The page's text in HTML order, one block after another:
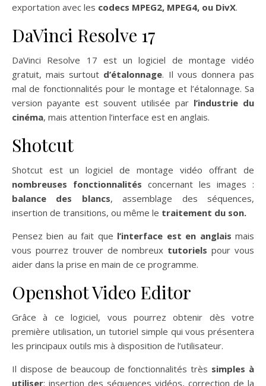
exportation avec les codecs MPEG2, MPEG4, ou DivX.
DaVinci Resolve 17
DaVinci Resolve 17 est un logiciel de montage vidéo
gratuit, mais surtout d’étalonnage. Il vous donnera pas
mal de fonctionnalités pour le montage et l’étalonnage. Sa
version payante est souvent utilisée par l’industrie du
cinéma, mais attention l’interface est en anglais.
Shotcut
Shotcut est un logiciel de montage vidéo offrant de
nombreuses fonctionnalités concernant les images :
balance des blancs, assemblage des séquences,
insertion de transitions, ou même le traitement du son.
Pensez bien au fait que l’interface est en anglais mais
vous pourrez trouver de nombreux tutorielspour vous
aider dans la prise en main de ce programme.
Openshot Video Editor
Grâce à ce logiciel, vous pourrez obtenir dès votre
première utilisation, un tutoriel simple qui vous présentera
les principaux outils mis à disposition de l’utilisateur.
Il dispose de beaucoup de fonctionnalités très simples à
utiliser: insertion des séquences vidéos, correction de la